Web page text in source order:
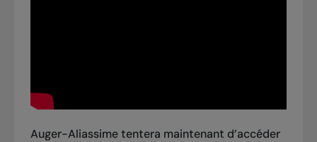
Auger-Aliassime tentera maintenant d’accéder